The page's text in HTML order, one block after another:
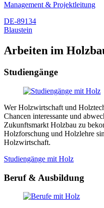
Management & Projektleitung
DE-89134
Blaustein
Arbeiten im
Studiengänge
Wer Holzwirtschaft und
Chancen interessante und
Zukunftsmarkt Holzbau zu
Holzforschung und Holzlehre
Holzwirtschaft.
Studiengänge mit Holz
Beruf & Ausbildung